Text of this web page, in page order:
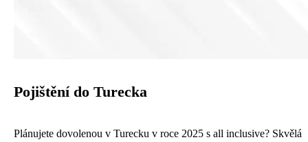
Pojištění do Turecka
Plánujete dovolenou v Turecku v roce 2025 s all inclusive? Skvělá